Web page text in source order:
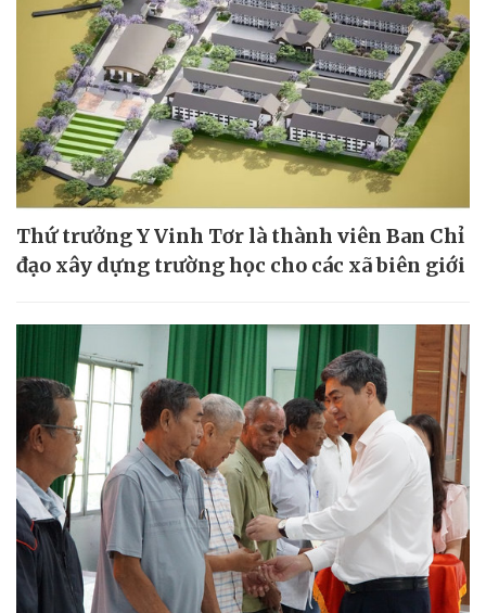
Thứ trưởng Y Vinh Tơr là thành viên Ban Chỉ
đạo xây dựng trường học cho các xã biên giới